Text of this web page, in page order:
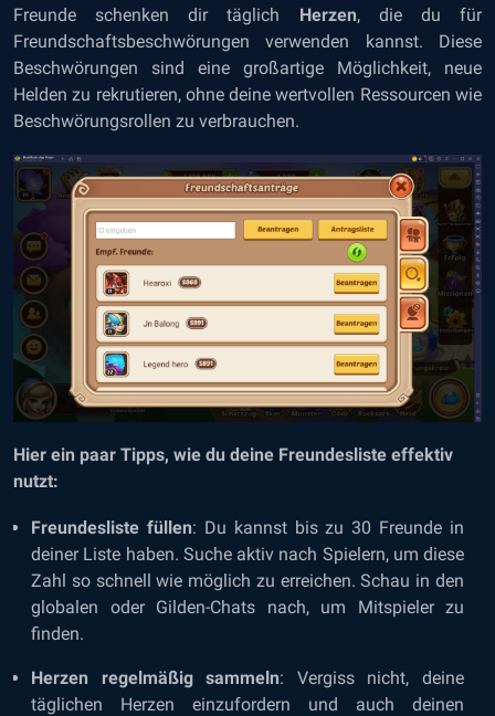
Freunde schenken dir täglich Herzen, die du für
Freundschaftsbeschwörungen verwenden kannst. Diese
Beschwörungen sind eine großartige Möglichkeit, neue
Helden zu rekrutieren, ohne deine wertvollen Ressourcen wie
Beschwörungsrollen zu verbrauchen.
Hier ein paar Tipps, wie du deine Freundesliste effektiv
nutzt:
Freundesliste füllen: Du kannst bis zu 30 Freunde in
deiner Liste haben. Suche aktiv nach Spielern, um diese
Zahl so schnell wie möglich zu erreichen. Schau in den
globalen oder Gilden-Chats nach, um Mitspieler zu
finden.
Herzen regelmäßig sammeln: Vergiss nicht, deine
täglichen Herzen einzufordern und auch deinen